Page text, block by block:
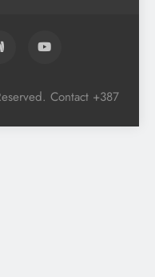
Contact +387